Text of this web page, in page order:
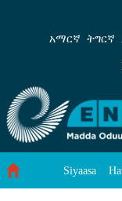
Ministirri
አማርኛ ትግርኛ
Siyaasa